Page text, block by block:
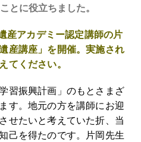
とに役立ちました。
アカデミー認定講師の片
産講座」を開催。実施され
てください。
習振興計画」のもとさまざ
す。地元の方を講師にお迎
せたいと考えていた折、当
己を得たのです。片岡先生